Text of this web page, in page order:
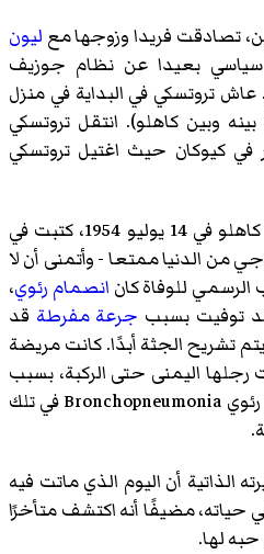
تصادقت فريدا وزوجها مع ليون
بعيدا عن نظام جوزيف
عاش تروتسكي في البداية في منزل
وبين كاهلو). انتقل تروتسكي
في كيوكان حيث اغتيل تروتسكي
قبل أيام قليلة من وفاة فريدا كاهلو في 14 يوليو 1954، كتبت في
من الدنيا ممتعا - وأتمنى أن لا
الرسمي للوفاة كان انصمام رئوي،
توفيت بسبب جرعة مفرطة قد
تشريح الجثة أبدًا. كانت مريضة
رجلها اليمنى حتى الركبة، بسبب
. كما أصابها التهاب رئوي Bronchopneumonia في تلك
الذاتية أن اليوم الذي ماتت فيه
في حياته، مضيفًا أنه اكتشف متأخرًا
لها.